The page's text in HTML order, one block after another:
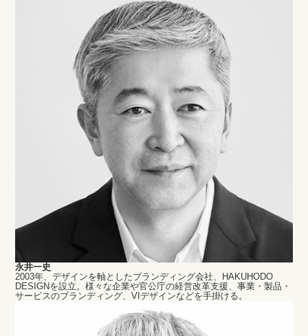
永井一史
2003年、デザインを軸としたブランディング会社、HAKUHODO
DESIGNを設立。様々な企業や官公庁の経営改革支援、事業・製品・
サービスのブランディング、VIデザインなどを手掛ける。